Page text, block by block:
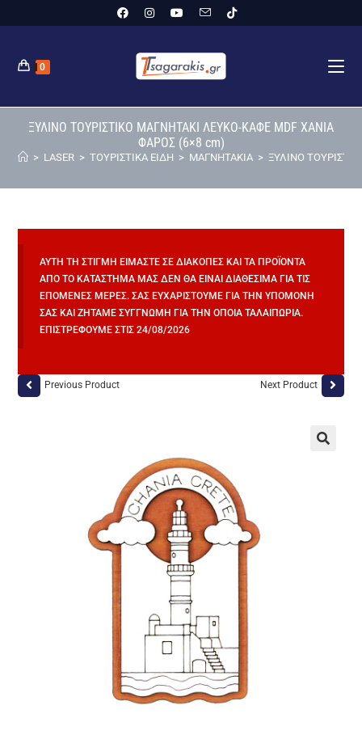
0
ΞΥΛΙΝΟ ΤΟΥΡΙΣΤΙΚΟ ΜΑΓΝΗΤΑΚΙ ΛΕΥΚΟ-ΚΑΦΕ MDF ΧΑΝΙΑ
ΦΑΡΟΣ (6×8 cm)
> LASER > ΤΟΥΡΙΣΤΙΚΑ ΕΙΔΗ > ΜΑΓΝΗΤΑΚΙΑ > ΞΥΛΙΝΟ
ΑΥΤΉ ΤΗ ΣΤΙΓΜΉ ΕΊΜΑΣΤΕ ΣΕ ΔΙΑΚΟΠΈΣ ΚΑΙ ΤΑ ΠΡΟΪΌΝΤΑ
ΑΠΌ ΤΟ ΚΑΤΆΣΤΗΜΆ ΜΑΣ ΔΕΝ ΘΑ ΕΊΝΑΙ ΔΙΑΘΈΣΙΜΑ ΓΙΑ ΤΙΣ
ΕΠΌΜΕΝΕΣ ΜΈΡΕΣ. ΣΑΣ ΕΥΧΑΡΙΣΤΟΎΜΕ ΓΙΑ ΤΗΝ ΥΠΟΜΟΝΉ
ΣΑΣ ΚΑΙ ΖΗΤΆΜΕ ΣΥΓΓΝΏΜΗ ΓΙΑ ΤΗΝ ΌΠΟΙΑ ΤΑΛΑΙΠΩΡΊΑ.
ΕΠΙΣΤΡΈΦΟΥΜΕ ΣΤΙΣ 24/08/2026
Previous Product Next Product